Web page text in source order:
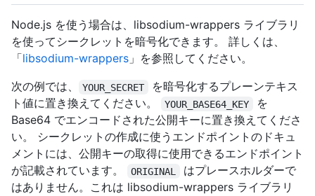
Node.js を使う場合は、libsodium-wrappers ライブラリ
を使ってシークレットを暗号化できます。 詳しくは、
「libsodium-wrappers 」を参照してください。
次の例では、
YOUR_SECRET
を暗号化するプレーンテキス
ト値に置き換えてください。
YOUR_BASE64_KEY
を
Base64 でエンコードされた公開キーに置き換えてくださ
い。 シークレットの作成に使うエンドポイントのドキュ
メントには、公開キーの取得に使用できるエンドポイント
が記載されています。
ORIGINAL
はプレースホルダーで
はありません。これは libsodium-wrappers ライブラリ